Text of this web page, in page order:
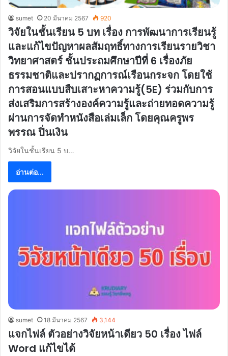
sumet 20 มีนาคม 2567 920
วิจัยในชั้นเรียน 5 บท เรื่อง การพัฒนาการเรียนรู้
และแก้ไขปัญหาผลสัมฤทธิ์ทางการเรียนรายวิชา
วิทยาศาสตร์ ชั้นประถมศึกษาปีที่ 6 เรื่องภัย
ธรรมชาติและปรากฏการณ์เรือนกระจก โดยใช้
การสอนแบบสืบเสาะหาความรู้(5E) ร่วมกับการ
ส่งเสริมการสร้างองค์ความรู้และถ่ายทอดความรู้
ผ่านการจัดทำหนังสือเล่มเล็ก โดยคุณครูพร
พรรณ ปิ่นเงิน
วิจัยในชั้นเรียน 5 บ…
อ่านต่อ...
sumet 18 มีนาคม 2567 3,144
แจกไฟล์ ตัวอย่างวิจัยหน้าเดียว 50 เรื่อง ไฟล์
Word แก้ไขได้